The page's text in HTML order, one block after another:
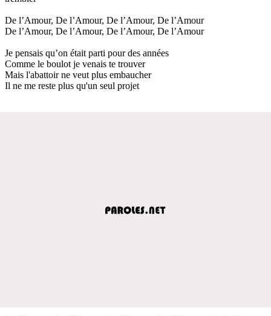
De l’Amour, De l’Amour, De l’Amour, De l’Amour
De l’Amour, De l’Amour, De l’Amour, De l’Amour
Je pensais qu’on était parti pour des années
Comme le boulot je venais te trouver
Mais l'abattoir ne veut plus embaucher
Il ne me reste plus qu'un seul projet